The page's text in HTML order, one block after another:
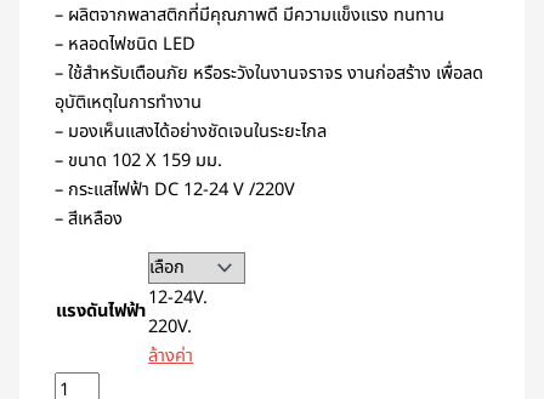
– ผลิตจากพลาสติกที่มีคุณภาพดี มีความแข็งแรง ทนทาน
– หลอดไฟชนิด LED
– ใช้สำหรับเตือนภัย หรือระวังในงานจราจร งานก่อสร้าง เพื่อลด
อุบัติเหตุในการทำงาน
– มองเห็นแสงได้อย่างชัดเจนในระยะไกล
– ขนาด 102 X 159 มม.
– กระแสไฟฟ้า DC 12-24 V /220V
– สีเหลือง
แรงดันไฟฟ้า12-24V.
220V.
ล้างค่า